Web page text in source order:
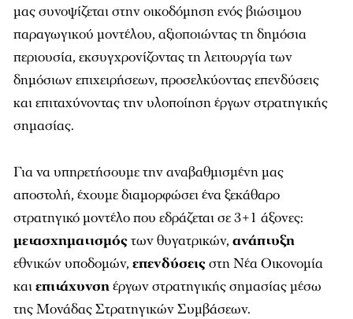
μας συνοψίζεται στην οικοδόμηση ενός βιώσιμου
παραγωγικού μοντέλου, αξιοποιώντας τη δημόσια
περιουσία, εκσυγχρονίζοντας τη λειτουργία των
δημόσιων επιχειρήσεων, προσελκύοντας επενδύσεις
και επιταχύνοντας την υλοποίηση έργων στρατηγικής
σημασίας.
Για να υπηρετήσουμε την αναβαθμισμένη μας
αποστολή, έχουμε διαμορφώσει ένα ξεκάθαρο
στρατηγικό μοντέλο που εδράζεται σε 3+1 άξονες:
μετασχηματισμόςτων θυγατρικών, ανάπτυξη
εθνικών υποδομών, επενδύσειςστη Νέα Οικονομία
καιεπιτάχυνσηέργων στρατηγικής σημασίας μέσω
της Μονάδας Στρατηγικών Συμβάσεων.